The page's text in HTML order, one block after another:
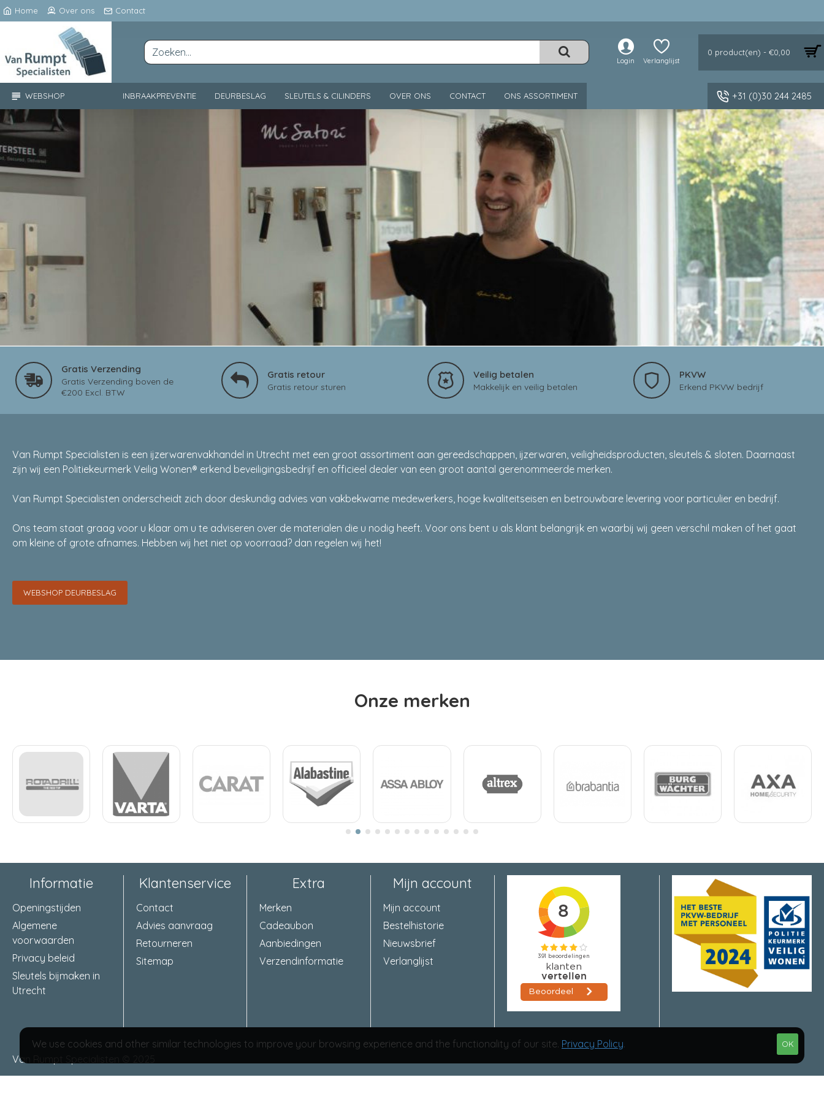
Van
Rumpt
Specialisten
Home Over ons Contact
Login Verlanglijst
0 product(en) - €0,00
WEBSHOP INBRAAKPREVENTIE DEURBESLAG SLEUTELS & CILINDERS OVER ONS CONTACT ONS ASSORTIMENT +31 (0)30 244 2485
Gratis Verzending
Gratis Verzending boven de
€200 Excl. BTW
Gratis retour
Gratis retour sturen
Veilig betalen
Makkelijk en veilig betalen
PKVW
Erkend PKVW bedrijf
Van Rumpt Specialisten is een ijzerwarenvakhandel in Utrecht met een groot assortiment aan gereedschappen, ijzerwaren, veiligheidsproducten, sleutels & sloten. Daarnaast
zijn wij een Politiekeurmerk Veilig Wonen® erkend beveiligingsbedrijf en officieel dealer van een groot aantal gerenommeerde merken.
Van Rumpt Specialisten onderscheidt zich door deskundig advies van vakbekwame medewerkers, hoge kwaliteitseisen en betrouwbare levering voor particulier en bedrijf.
Ons team staat graag voor u klaar om u te adviseren over de materialen die u nodig heeft. Voor ons bent u als klant belangrijk en waarbij wij geen verschil maken of het gaat
om kleine of grote afnames. Hebben wij het niet op voorraad? dan regelen wij het!
WEBSHOP DEURBESLAG
Onze merken
Informatie
Openingstijden
Algemene
voorwaarden
Privacy beleid
Sleutels bijmaken in
Utrecht
Klantenservice
Contact
Advies aanvraag
Retourneren
Sitemap
Extra
Merken
Cadeaubon
Aanbiedingen
Verzendinformatie
Mijn account
Mijn account
Bestelhistorie
Nieuwsbrief
Verlanglijst
Van Rumpt Specialisten © 2025
OK
We use cookies and other similar technologies to improve your browsing experience and the functionality of our site. Privacy Policy.